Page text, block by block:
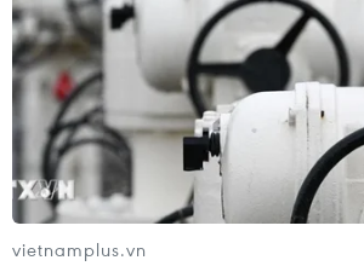
vietnamplus.vn